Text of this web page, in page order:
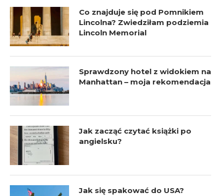
Co znajduje się pod Pomnikiem
Lincolna? Zwiedziłam podziemia
Lincoln Memorial
Sprawdzony hotel z widokiem na
Manhattan – moja rekomendacja
Jak zacząć czytać książki po
angielsku?
Jak się spakować do USA?